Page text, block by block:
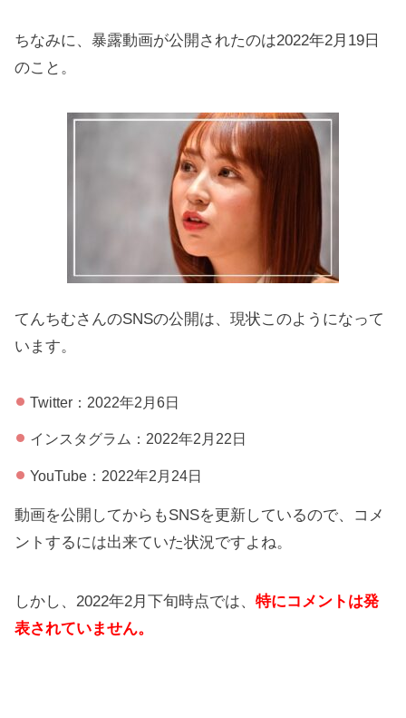
ちなみに、暴露動画が公開されたのは2022年2月19日
のこと。
てんちむさんのSNSの公開は、現状このようになって
います。
Twitter：2022年2月6日
インスタグラム：2022年2月22日
YouTube：2022年2月24日
動画を公開してからもSNSを更新しているので、コメ
ントするには出来ていた状況ですよね。
しかし、2022年2月下旬時点では、特にコメントは発
表されていません。